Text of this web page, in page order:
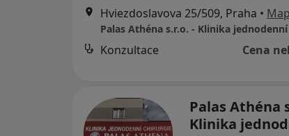
Hviezdoslavova 25/509, Praha •
Palas Athéna s.r.o. - Klinika
Konzultace Cena
Palas Athéna
Klinika